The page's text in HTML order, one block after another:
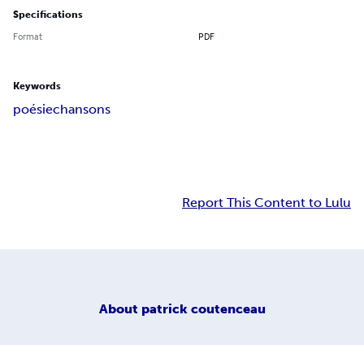
Specifications
Format PDF
Keywords
poésiechansons
Report This Content to Lulu
About patrick coutenceau